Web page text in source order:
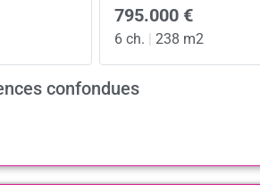
795.000 €
6 ch. | 238 m2
confondues